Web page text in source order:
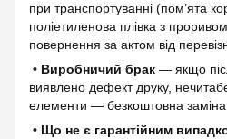
при транспортуванні (пом’ята
поліетиленова плівка з
повернення за актом від
• Виробничий брак — якщо
виявлено дефект друку,
елементи — безкоштовна
• Що не є гарантійним